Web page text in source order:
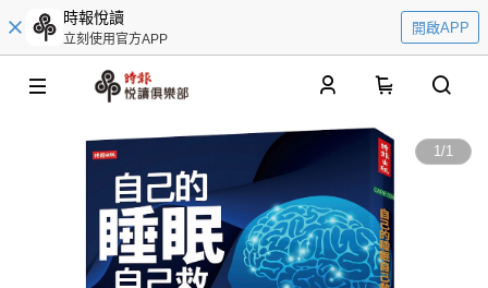
時報悅讀
立刻使用官方APP
開啟APP
1/1